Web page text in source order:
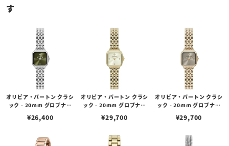
す
オリビア・バートン クラシ
ック - 20mm グロブナー
レイ シルバー ブレスレッ
¥26,400
オリビア・バートン クラシ
ック - 20mm グロブナー
ゴールド ブレスレット
¥29,700
オリビア・バートン クラシ
ック - 20mm グロブナー
イ ローズゴールド ブレス
¥29,700